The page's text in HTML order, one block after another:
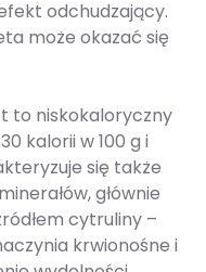
odchudzający.
może okazać się
to niskokaloryczny
kalorii w 100 g i
się także
głównie
cytruliny –
krwionośne i